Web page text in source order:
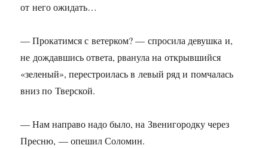
от него ожидать…
— Прокатимся с ветерком? — спросила девушка и,
не дождавшись ответа, рванула на открывшийся
«зеленый», перестроилась в левый ряд и помчалась
вниз по Тверской.
— Нам направо надо было, на Звенигородку через
Пресню, — опешил Соломин.